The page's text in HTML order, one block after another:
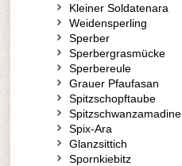
Kleiner Soldatenara
Weidensperling
Sperber
Sperbergrasmücke
Sperbereule
Grauer Pfaufasan
Spitzschopftaube
Spitzschwanzamadine
Spix-Ara
Glanzsittich
Spornkiebitz